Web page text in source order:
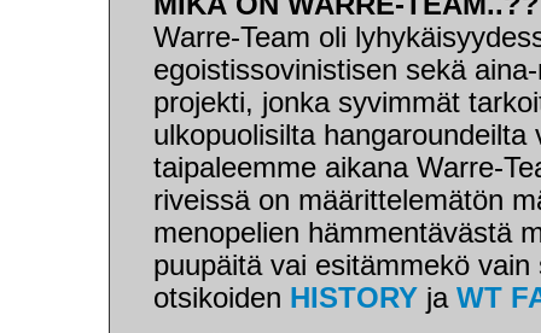
Warre-Team oli
egoistissovinistisen sekä
projekti, jonka syvimmät
ulkopuolisilta
taipaleemme aikana Warre-
riveissä on määrittelemätön
menopelien hämmentävästä
puupäitä vai esitämmekö
otsikoiden HISTORY ja WT